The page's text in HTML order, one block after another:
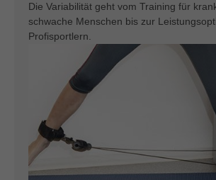
Die Variabilität geht vom Training für
schwache Menschen bis zur
Profisportlern.